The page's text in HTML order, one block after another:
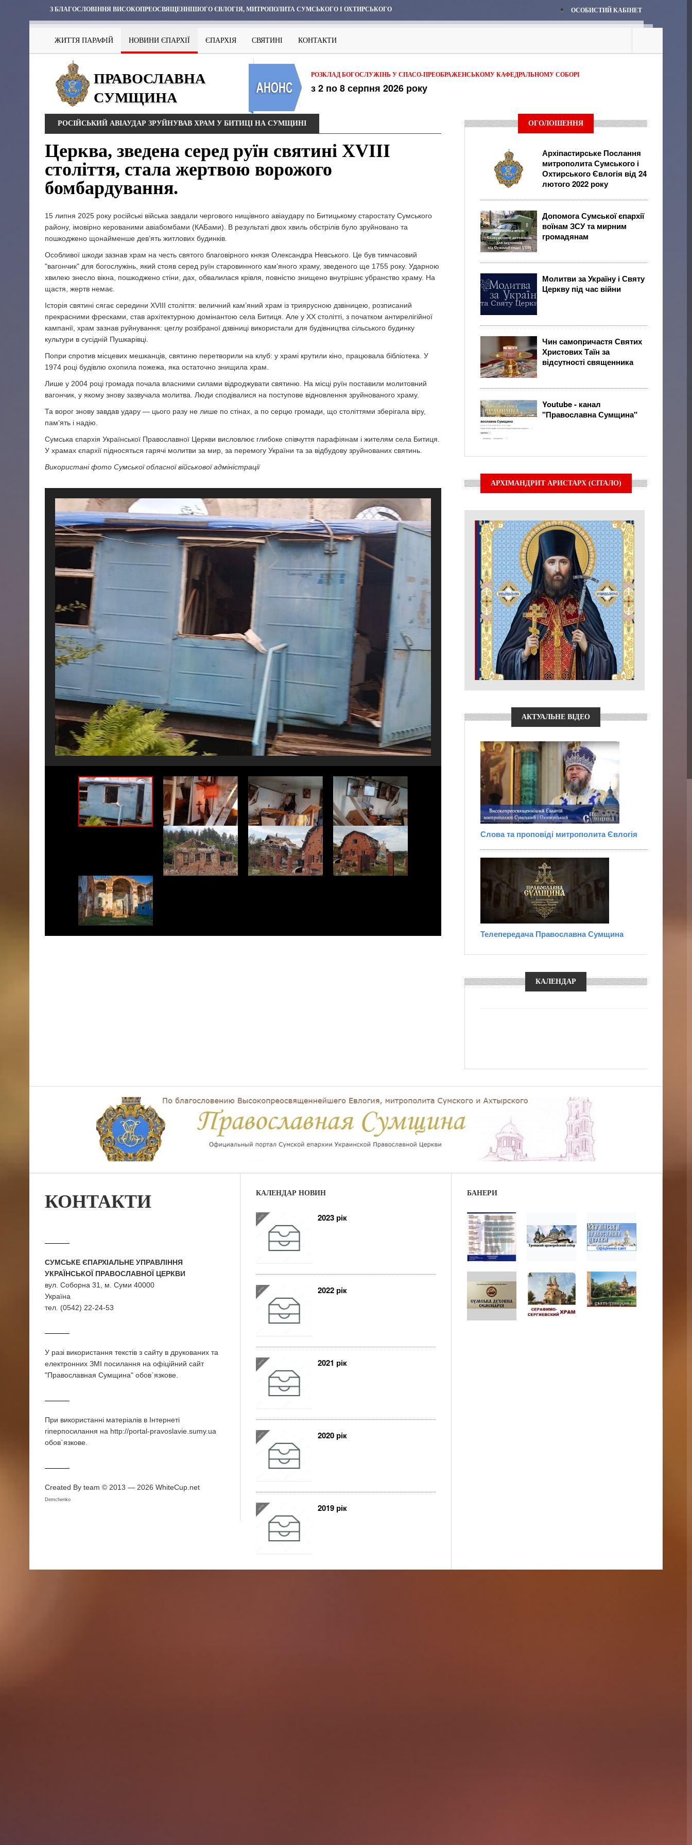
З БЛАГОСЛОВІННЯ ВИСОКОПРЕОСВЯЩЕННІШОГО ЄВЛОГІЯ, МИТРОПОЛИТА СУМСЬКОГО І ОХТИРСЬКОГО ОСОБИСТИЙ КАБІНЕТ
ЖИТТЯ ПАРАФІЙ НОВИНИ ЄПАРХІЇ ЄПАРХІЯ СВЯТИНІ КОНТАКТИ
ПРАВОСЛАВНА
СУМЩИНА
РОЗКЛАД БОГОСЛУЖІНЬ У СПАСО-ПРЕОБРАЖЕНСЬКОМУ КАФЕДРАЛЬНОМУ СОБОРІ
з 2 по 8 серпня 2026 року
РОСІЙСЬКИЙ АВІАУДАР ЗРУЙНУВАВ ХРАМ У БИТИЦІ НА СУМЩИНІ
Церква, зведена серед руїн святині XVIII
століття, стала жертвою ворожого
бомбардування.
15 липня 2025 року російські війська завдали чергового нищівного авіаудару по Битицькому старостату Сумського
району, імовірно керованими авіабомбами (КАБами). В результаті двох хвиль обстрілів було зруйновано та
пошкоджено щонайменше дев’ять житлових будинків.
Особливої шкоди зазнав храм на честь святого благовірного князя Олександра Невського. Це був тимчасовий
"вагончик" для богослужінь, який стояв серед руїн старовинного кам’яного храму, зведеного ще 1755 року. Ударною
хвилею знесло вікна, пошкоджено стіни, дах, обвалилася крівля, повністю знищено внутрішнє убранство храму. На
щастя, жертв немає.
Історія святині сягає середини XVIII століття: величний кам’яний храм із триярусною дзвіницею, розписаний
прекрасними фресками, став архітектурною домінантою села Битиця. Але у XX столітті, з початком антирелігійної
кампанії, храм зазнав руйнування: цеглу розібраної дзвіниці використали для будівництва сільського будинку
культури в сусідній Пушкарівці.
Попри спротив місцевих мешканців, святиню перетворили на клуб: у храмі крутили кіно, працювала бібліотека. У
1974 році будівлю охопила пожежа, яка остаточно знищила храм.
Лише у 2004 році громада почала власними силами відроджувати святиню. На місці руїн поставили молитовний
вагончик, у якому знову зазвучала молитва. Люди сподівалися на поступове відновлення зруйнованого храму.
Та ворог знову завдав удару — цього разу не лише по стінах, а по серцю громади, що століттями зберігала віру,
пам’ять і надію.
Сумська єпархія Української Православної Церкви висловлює глибоке співчуття парафіянам і жителям села Битиця.
У храмах єпархії підносяться гарячі молитви за мир, за перемогу України та за відбудову зруйнованих святинь.
Використані фото Сумської обласної військової адміністрації
ОГОЛОШЕННЯ
Архіпастирське Послання
митрополита Сумського і
Охтирського Євлогія від 24
лютого 2022 року
Допомога Сумської єпархії
воїнам ЗСУ та мирним
громадянам
Молитви за Україну і Святу
Церкву під час війни
Чин самопричастя Святих
Христових Таїн за
відсутності священника
Youtube - канал
"Православна Сумщина"
АРХІМАНДРИТ АРИСТАРХ (СІТАЛО)
АКТУАЛЬНЕ ВІДЕО
Слова та проповіді митрополита Євлогія
Телепередача Православна Сумщина
КАЛЕНДАР
КОНТАКТИ
СУМСЬКЕ ЄПАРХІАЛЬНЕ УПРАВЛІННЯ
УКРАЇНСЬКОЇ ПРАВОСЛАВНОЇ ЦЕРКВИ
вул. Соборна 31, м. Суми 40000
Україна
тел. (0542) 22-24-53
У разi використання текстiв з сайту в друкованих та
електронних ЗМI посилання на офіційний сайт
"Православная Сумщина" обов`язкове.
При використаннi матерiалiв в Iнтернетi
гiперпосилання на http://portal-pravoslavie.sumy.ua
обов`язкове.
Created By team © 2013 — 2026 WhiteCup.net
Demchenko
КАЛЕНДАР НОВИН
2023 рік
2022 рік
2021 рік
2020 рік
2019 рік
БАНЕРИ